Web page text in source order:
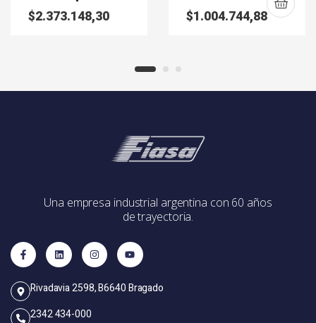
$2.373.148,30 $1.004.744,88
Una empresa industrial argentina con 60 años
de trayectoria.
Rivadavia 2598, B6640 Bragado
2342 434-000